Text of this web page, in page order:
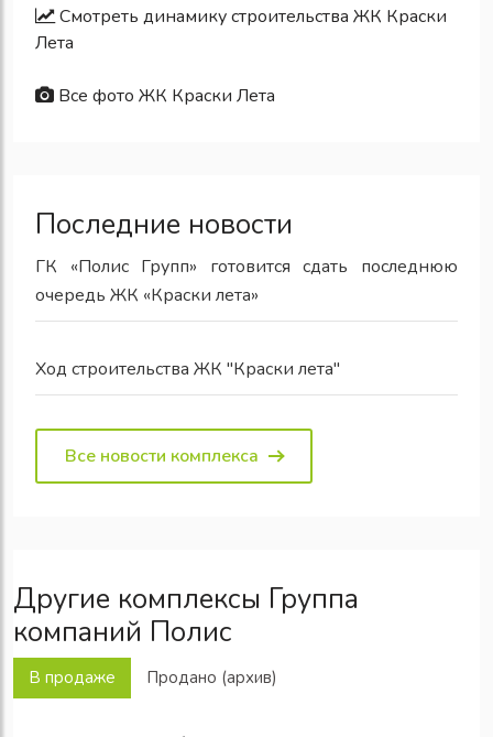
Смотреть динамику строительства ЖК Краски
Лета
Все фото ЖК Краски Лета
Последние новости
ГК «Полис Групп» готовится сдать последнюю
очередь ЖК «Краски лета»
Ход строительства ЖК "Краски лета"
Все новости комплекса
Другие комплексы Группа
компаний Полис
В продаже Продано (архив)